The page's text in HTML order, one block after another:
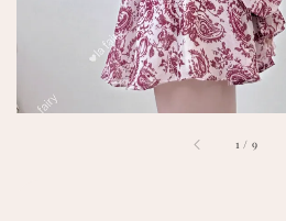
1 / 9